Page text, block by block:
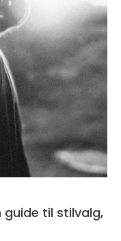
guide til stilvalg,